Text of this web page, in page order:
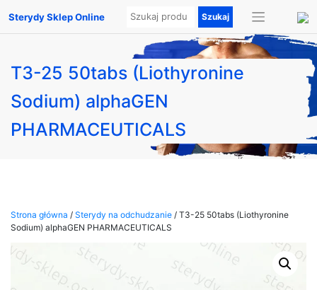
Sterydy Sklep Online
T3-25 50tabs (Liothyronine
Sodium) alphaGEN
PHARMACEUTICALS
Strona główna / Sterydy na odchudzanie / T3-25 50tabs (Liothyronine
Sodium) alphaGEN PHARMACEUTICALS